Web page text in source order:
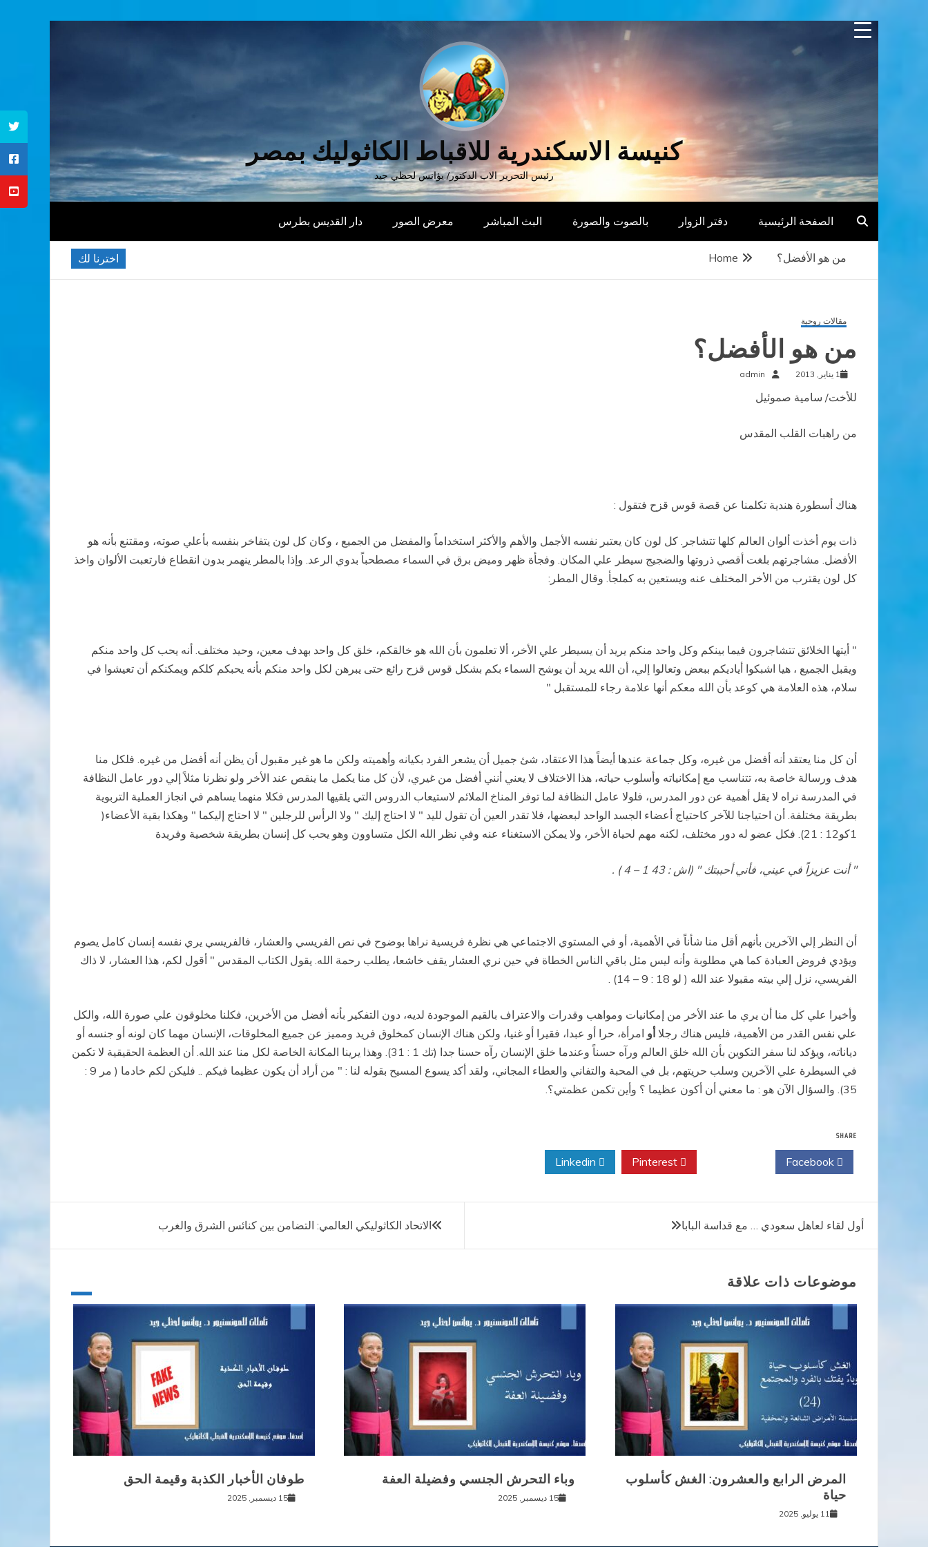
Skip
كنيسة الاسكندرية للاقباط الكاثوليك بمصر
رئيس التحرير الاب الدكتور/ يؤانس لحظي جيد
الصفحة الرئيسية دفتر الزوار بالصوت والصورة البث المباشر معرض الصور دار القديس بطرس
اخترنا لك Home من هو الأفضل؟
مقالات روحية
من هو الأفضل؟
1 يناير, 2013 admin
للأخت/ سامية صموئيل
من راهبات القلب المقدس
هناك أسطورة هندية تكلمنا عن قصة قوس قزح فتقول :
ذات يوم أخذت ألوان العالم كلها تتشاجر. كل لون كان يعتبر نفسه الأجمل والأهم والأكثر استخداماً والمفضل من الجميع ، وكان كل لون يتفاخر بنفسه بأعلي صوته، ومقتنع بأنه هو
الأفضل. مشاجرتهم بلغت أقصي ذروتها والضجيج سيطر علي المكان. وفجأة ظهر وميض برق في السماء مصطحباً بدوي الرعد. وإذا بالمطر ينهمر بدون انقطاع فارتعبت الألوان واخذ
كل لون يقترب من الأخر المختلف عنه ويستعين به كملجأ. وقال المطر:
" أيتها الخلائق تتشاجرون فيما بينكم وكل واحد منكم يريد أن يسيطر علي الأخر، ألا تعلمون بأن الله هو خالقكم، خلق كل واحد بهدف معين، وحيد مختلف. أنه يحب كل واحد منكم
ويقبل الجميع ، هيا اشبكوا أياديكم ببعض وتعالوا إلي، أن الله يريد أن يوشح السماء بكم بشكل قوس قزح رائع حتى يبرهن لكل واحد منكم بأنه يحبكم كلكم ويمكنكم أن تعيشوا في
سلام، هذه العلامة هي كوعد بأن الله معكم أنها علامة رجاء للمستقبل "
أن كل منا يعتقد أنه أفضل من غيره، وكل جماعة عندها أيضاً هذا الاعتقاد، شئ جميل أن يشعر الفرد بكيانه وأهميته ولكن ما هو غير مقبول أن يظن أنه أفضل من غيره. فلكل منا
هدف ورسالة خاصة به، تتناسب مع إمكانياته وأسلوب حياته، هذا الاختلاف لا يعني أنني أفضل من غيري، لأن كل منا يكمل ما ينقص عند الأخر ولو نظرنا مثلاً إلي دور عامل النظافة
في المدرسة نراه لا يقل أهمية عن دور المدرس، فلولا عامل النظافة لما توفر المناخ الملائم لاستيعاب الدروس التي يلقيها المدرس فكلا منهما يساهم في انجاز العملية التربوية
بطريقة مختلفة. أن احتياجنا للآخر كاحتياج أعضاء الجسد الواحد لبعضها، فلا تقدر العين أن تقول لليد " لا احتاج إليك " ولا الرأس للرجلين " لا احتاج إليكما " وهكذا بقية الأعضاء(
1كو12 : 21). فكل عضو له دور مختلف، لكنه مهم لحياة الأخر، ولا يمكن الاستغناء عنه وفي نظر الله الكل متساوون وهو يحب كل إنسان بطريقة شخصية وفريدة
" أنت عزيزاً في عيني، فأني أحببتك " (اش : 43 1 – 4 ) .
أن النظر إلي الآخرين بأنهم أقل منا شأناً في الأهمية، أو في المستوي الاجتماعي هي نظرة فريسية نراها بوضوح في نص الفريسي والعشار، فالفريسي يري نفسه إنسان كامل يصوم
ويؤدي فروض العبادة كما هي مطلوبة وأنه ليس مثل باقي الناس الخطاة في حين نري العشار يقف خاشعا، يطلب رحمة الله. يقول الكتاب المقدس " أقول لكم، هذا العشار، لا ذاك
الفريسي، نزل إلي بيته مقبولا عند الله ( لو 18 : 9 – 14) .
وأخيرا علي كل منا أن يري ما عند الأخر من إمكانيات ومواهب وقدرات والاعتراف بالقيم الموجودة لديه، دون التفكير بأنه أفضل من الأخرين، فكلنا مخلوقون علي صورة الله، والكل
علي نفس القدر من الأهمية، فليس هناك رجلا أو امرأة، حرا أو عبدا، فقيرا أو غنيا، ولكن هناك الإنسان كمخلوق فريد ومميز عن جميع المخلوقات، الإنسان مهما كان لونه أو جنسه أو
دياناته، ويؤكد لنا سفر التكوين بأن الله خلق العالم ورآه حسناً وعندما خلق الإنسان رآه حسنا جدا (تك 1 : 31). وهذا يرينا المكانة الخاصة لكل منا عند الله. أن العظمة الحقيقية لا تكمن
في السيطرة علي الآخرين وسلب حريتهم، بل في المحبة والتفاني والعطاء المجاني، ولقد أكد يسوع المسيح بقوله لنا : " من أراد أن يكون عظيما فيكم .. فليكن لكم خادما ( مر 9 :
35). والسؤال الآن هو : ما معني أن أكون عظيما ؟ وأين تكمن عظمتي؟.
SHARE
تصفّح
المقالات
الاتحاد الكاثوليكي العالمي: التضامن بين كنائس الشرق والغرب أول لقاء لعاهل سعودي … مع قداسة البابا
موضوعات ذات علاقة
طوفان الأخبار الكذبة وقيمة الحق
15 ديسمبر, 2025
وباء التحرش الجنسي وفضيلة العفة
15 ديسمبر, 2025
المرض الرابع والعشرون: الغش كأسلوب
حياة
11 يوليو, 2025